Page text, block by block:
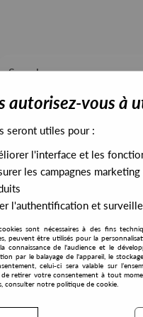
STOCK
WEEK #06
autorisez-vous à
seront utiles pour :
l'interface et les
les campagnes
l'authentification et
sont nécessaires à des fins
peuvent être utilisés pour la
connaissance de l'audience et le
par le balayage de l'appareil, le
celui-ci sera valable sur
de retirer votre consentement à tout
consulter notre politique de cookie.